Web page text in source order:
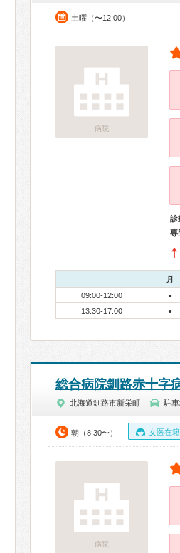
土曜（〜12:00）
病院
診
専
月
09:00-12:00 ●
13:30-17:00 ●
総合病院釧路赤十字
北海道釧路市新栄町 駐
朝（8:30〜） 女医在籍
病院